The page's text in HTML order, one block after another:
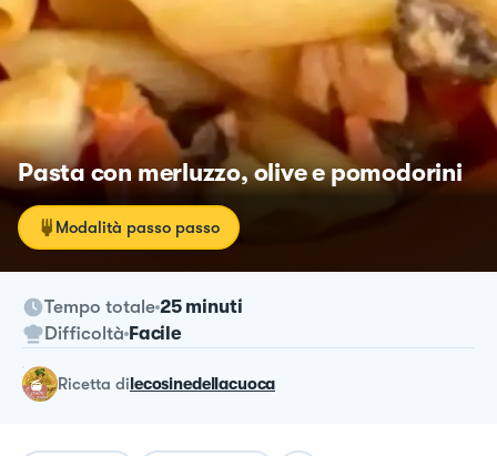
Pasta con merluzzo, olive e pomodorini
Modalità passo passo
Tempo totale 25 minuti
Difficoltà Facile
ricetta dilecosinedellacuoca